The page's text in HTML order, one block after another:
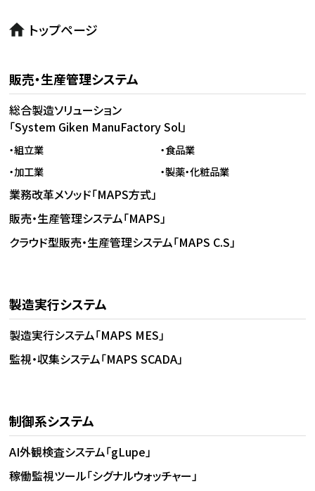
トップページ
販売・生産管理システム
総合製造ソリューション
「System Giken ManuFactory Sol」
・組立業
・食品業
・加工業
・製薬・化粧品業
業務改革メソッド「MAPS方式」
販売・生産管理システム「MAPS」
クラウド型販売・生産管理システム「MAPS C.S」
製造実行システム
製造実行システム「MAPS MES」
監視・収集システム「MAPS SCADA」
制御系システム
AI外観検査システム「gLupe」
稼働監視ツール「シグナルウォッチャー」